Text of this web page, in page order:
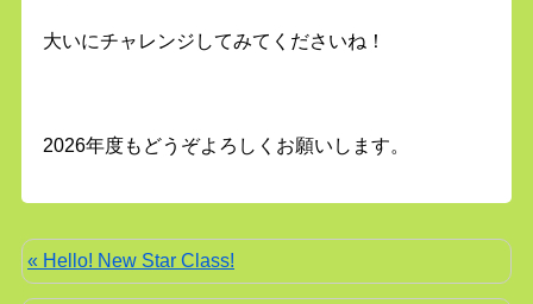
大いにチャレンジしてみてくださいね！
2026年度もどうぞよろしくお願いします。
« Hello! New Star Class!